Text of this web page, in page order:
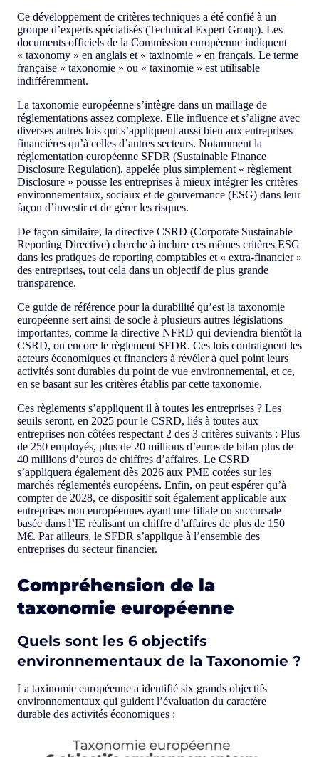
Ce développement de critères techniques a été confié à un
groupe d’experts spécialisés (Technical Expert Group). Les
documents officiels de la Commission européenne indiquent
« taxonomy » en anglais et « taxinomie » en français. Le terme
française « taxonomie » ou « taxinomie » est utilisable
indifféremment.
La taxonomie européenne s’intègre dans un maillage de
réglementations assez complexe. Elle influence et s’aligne avec
diverses autres lois qui s’appliquent aussi bien aux entreprises
financières qu’à celles d’autres secteurs. Notamment la
réglementation européenne SFDR (Sustainable Finance
Disclosure Regulation), appelée plus simplement « règlement
Disclosure » pousse les entreprises à mieux intégrer les critères
environnementaux, sociaux et de gouvernance (ESG) dans leur
façon d’investir et de gérer les risques.
De façon similaire, la directive CSRD (Corporate Sustainable
Reporting Directive) cherche à inclure ces mêmes critères ESG
dans les pratiques de reporting comptables et « extra-financier »
des entreprises, tout cela dans un objectif de plus grande
transparence.
Ce guide de référence pour la durabilité qu’est la taxonomie
européenne sert ainsi de socle à plusieurs autres législations
importantes, comme la directive NFRD qui deviendra bientôt la
CSRD, ou encore le règlement SFDR. Ces lois contraignent les
acteurs économiques et financiers à révéler à quel point leurs
activités sont durables du point de vue environnemental, et ce,
en se basant sur les critères établis par cette taxonomie.
Ces règlements s’appliquent il à toutes les entreprises ? Les
seuils seront, en 2025 pour le CSRD, liés à toutes aux
entreprises non côtées respectant 2 des 3 critères suivants : Plus
de 250 employés, plus de 20 millions d’euros de bilan plus de
40 millions d’euros de chiffres d’affaires. Le CSRD
s’appliquera également dès 2026 aux PME cotées sur les
marchés réglementés européens. Enfin, on peut espérer qu’à
compter de 2028, ce dispositif soit également applicable aux
entreprises non européennes ayant une filiale ou succursale
basée dans l’IE réalisant un chiffre d’affaires de plus de 150
M€. Par ailleurs, le SFDR s’applique à l’ensemble des
entreprises du secteur financier.
Compréhension de la
taxonomie européenne
Quels sont les 6 objectifs
environnementaux de la Taxonomie ?
La taxinomie européenne a identifié six grands objectifs
environnementaux qui guident l’évaluation du caractère
durable des activités économiques :